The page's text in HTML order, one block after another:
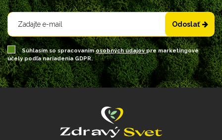
Odoslať
Súhlasím so spracovanímosobných údajovpre marketingové
účely podľa nariadenia GDPR.